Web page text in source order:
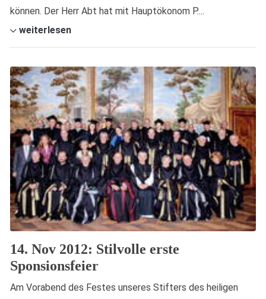
können. Der Herr Abt hat mit Hauptökonom P....
weiterlesen
14. Nov 2012: Stilvolle erste
Sponsionsfeier
Am Vorabend des Festes unseres Stifters des heiligen